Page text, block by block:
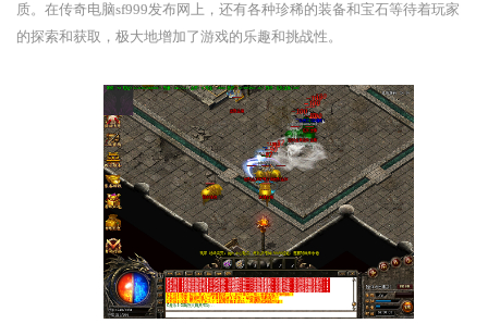
质。在传奇电脑sf999发布网上，还有各种珍稀的装备和宝石等待着玩家
的探索和获取，极大地增加了游戏的乐趣和挑战性。